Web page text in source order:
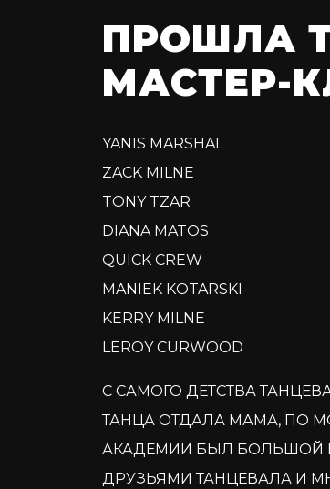
ПРОШЛА
МАСТЕР-
YANIS MARSHAL
ZACK MILNE
TONY TZAR
DIANA MATOS
QUICK CREW
MANIEK KOTARSKI
KERRY MILNE
LEROY CURWOOD
С САМОГО ДЕТСТВА
ТАНЦА ОТДАЛА МАМА, ПО
АКАДЕМИИ БЫЛ БОЛЬШОЙ
ДРУЗЬЯМИ ТАНЦЕВАЛА И